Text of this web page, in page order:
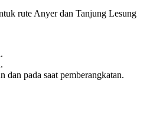
rute Anyer dan Tanjung Lesung
dan pada saat pemberangkatan.